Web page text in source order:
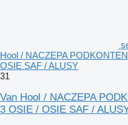
Hool / NACZEPA
OSIE SAF / ALUSY
31
Van Hool / NACZEPA
3 OSIE / OSIE SAF /